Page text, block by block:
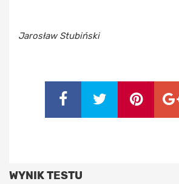
Jarosław Stubiński
WYNIK TESTU